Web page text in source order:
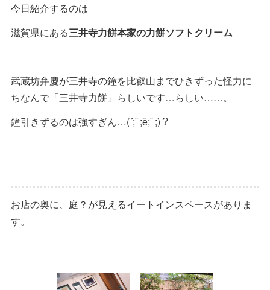
今日紹介するのは
滋賀県にある三井寺力餅本家の力餅ソフトクリーム
武蔵坊弁慶が三井寺の鐘を比叡山までひきずった怪力に
ちなんで「三井寺力餅」らしいです…らしい……。
鐘引きずるのは強すぎん…(´;ﾟ;ё;ﾟ;)？
お店の奥に、庭？が見えるイートインスペースがありま
す。